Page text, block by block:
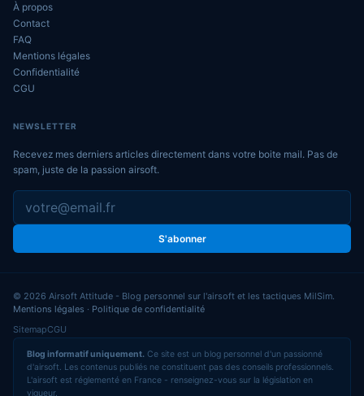
À propos
Contact
FAQ
Mentions légales
Confidentialité
CGU
NEWSLETTER
Recevez mes derniers articles directement dans votre boite mail. Pas de
spam, juste de la passion airsoft.
S'abonner
© 2026 Airsoft Attitude - Blog personnel sur l'airsoft et les tactiques MilSim.
Mentions légales · Politique de confidentialité
SitemapCGU
Blog informatif uniquement. Ce site est un blog personnel d'un passionné
d'airsoft. Les contenus publiés ne constituent pas des conseils professionnels.
L'airsoft est réglementé en France - renseignez-vous sur la législation en
vigueur.